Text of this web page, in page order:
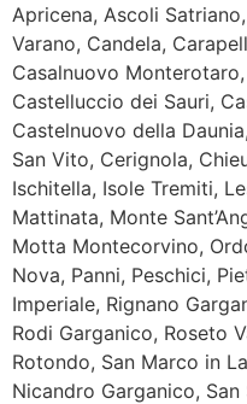
Apricena, Ascoli
Varano, Candela,
Casalnuovo
Castelluccio dei Sauri,
Castelnuovo della
San Vito, Cerignola,
Ischitella, Isole Tremiti,
Mattinata, Monte
Motta Montecorvino,
Nova, Panni, Peschici,
Imperiale, Rignano
Rodi Garganico, Roseto
Rotondo, San Marco in
Nicandro Garganico, San